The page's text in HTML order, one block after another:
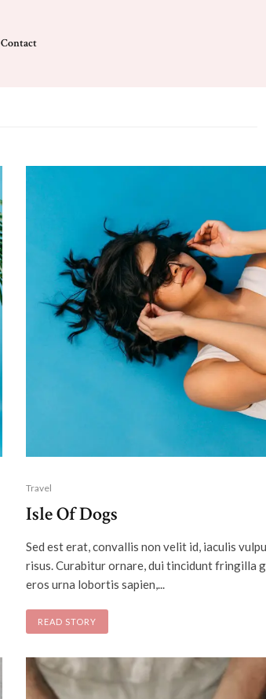
Contact
Travel
Isle Of Dogs
Sed est erat, convallis non velit id, iaculis
risus. Curabitur ornare, dui tincidunt fringilla
eros urna lobortis sapien,...
READ STORY